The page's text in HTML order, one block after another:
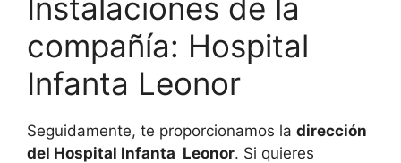
Instalaciones de la
compañía: Hospital
Infanta Leonor
Seguidamente, te proporcionamos la dirección
del Hospital Infanta Leonor. Si quieres